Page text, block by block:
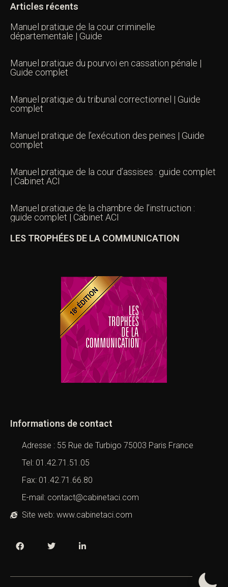
Articles récents
Manuel pratique de la cour criminelle
départementale | Guide
Manuel pratique du pourvoi en cassation pénale |
Guide complet
Manuel pratique du tribunal correctionnel | Guide
complet
Manuel pratique de l’exécution des peines | Guide
complet
Manuel pratique de la cour d’assises : guide complet
| Cabinet ACI
Manuel pratique de la chambre de l’instruction :
guide complet | Cabinet ACI
LES TROPHÉES DE LA COMMUNICATION
Informations de contact
Adresse : 55 Rue de Turbigo 75003 Paris France
Tel: 01.42.71.51.05
Fax: 01.42.71.66.80
E-mail: contact@cabinetaci.com
Site web: www.cabinetaci.com